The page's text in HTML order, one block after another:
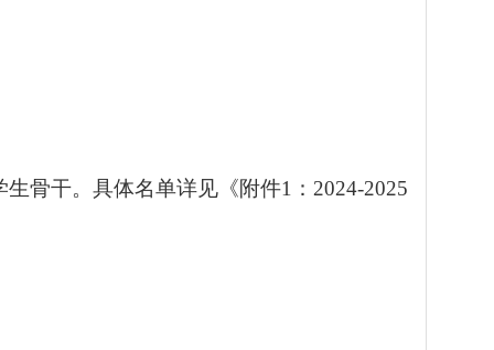
骨干。 具体名单详见《附件1 ： 2024-2025